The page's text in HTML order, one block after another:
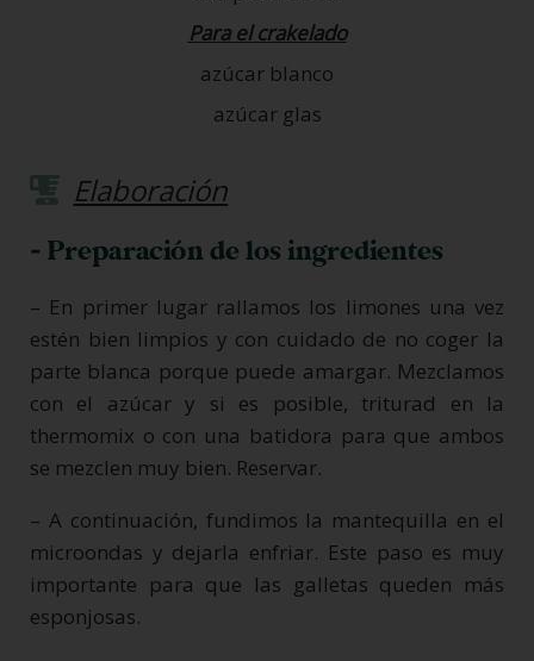
Para el crakelado
azúcar blanco
azúcar glas
Elaboración
- Preparación de los ingredientes
– En primer lugar rallamos los limones una vez
estén bien limpios y con cuidado de no coger la
parte blanca porque puede amargar. Mezclamos
con el azúcar y si es posible, triturad en la
thermomix o con una batidora para que ambos
se mezclen muy bien. Reservar.
– A continuación, fundimos la mantequilla en el
microondas y dejarla enfriar. Este paso es muy
importante para que las galletas queden más
esponjosas.